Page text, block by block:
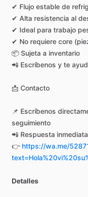
✔ Flujo estable de
✔ Alta resistencia al
✔ Ideal para trabajo
✔ No requiere core
📦 Sujeta a inventario
📲 Escríbenos y te
📩 Contacto
📌 Escríbenos
seguimiento
📲 Respuesta inmediata
👉 https://wa.me/
Detalles